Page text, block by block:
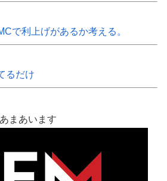
で利上げがあるか考える。
るだけ
まあいます